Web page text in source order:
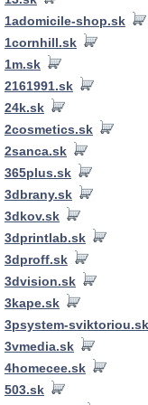
1adomicile-shop.sk
1cornhill.sk
1m.sk
2161991.sk
24k.sk
2cosmetics.sk
2sanca.sk
365plus.sk
3dbrany.sk
3dkov.sk
3dprintlab.sk
3dproff.sk
3dvision.sk
3kape.sk
3psystem-sviktoriou.sk
3vmedia.sk
4homecee.sk
503.sk